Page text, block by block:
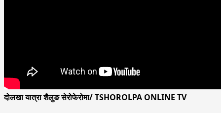
दोलखा यात्रा शैलुङ सेरोफेरोमा/ TSHOROLPA ONLINE TV